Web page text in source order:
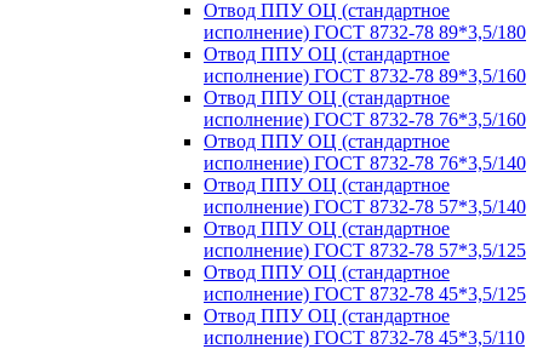
Отвод ППУ ОЦ (стандартное
исполнение) ГОСТ 8732-78 89*3,5/180
Отвод ППУ ОЦ (стандартное
исполнение) ГОСТ 8732-78 89*3,5/160
Отвод ППУ ОЦ (стандартное
исполнение) ГОСТ 8732-78 76*3,5/160
Отвод ППУ ОЦ (стандартное
исполнение) ГОСТ 8732-78 76*3,5/140
Отвод ППУ ОЦ (стандартное
исполнение) ГОСТ 8732-78 57*3,5/140
Отвод ППУ ОЦ (стандартное
исполнение) ГОСТ 8732-78 57*3,5/125
Отвод ППУ ОЦ (стандартное
исполнение) ГОСТ 8732-78 45*3,5/125
Отвод ППУ ОЦ (стандартное
исполнение) ГОСТ 8732-78 45*3,5/110